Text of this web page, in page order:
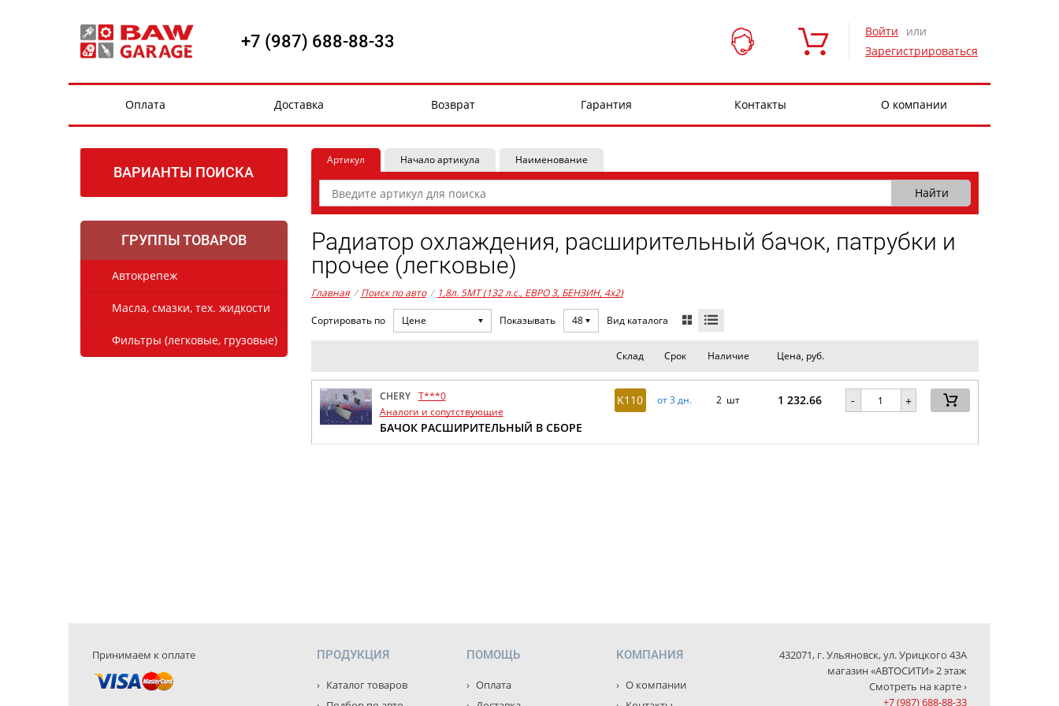
+7 (987) 688-88-33 Войти
или
Зарегистрироваться
Оплата Доставка Возврат Гарантия Контакты О компании
ВАРИАНТЫ ПОИСКА
ГРУППЫ ТОВАРОВ
Автокрепеж
Масла, смазки, тех. жидкости
Фильтры (легковые, грузовые)
Артикул Начало артикула Наименование
Радиатор охлаждения, расширительный бачок, патрубки и
прочее (легковые)
Главная / Поиск по авто / 1,8л. 5MT (132 л.с., ЕВРО 3, БЕНЗИН, 4x2)
Сортировать по Цене Показывать 48 Вид каталога
Склад Срок Наличие Цена, руб.
CHERY
T***0
Аналоги и сопутствующие
БАЧОК РАСШИРИТЕЛЬНЫЙ В СБОРЕ
K110 от 3 дн. 2 шт 1 232.66 - +
Принимаем к оплате ПРОДУКЦИЯ
Каталог товаров
ПОМОЩЬ
Оплата
КОМПАНИЯ
О компании
432071, г. Ульяновск, ул. Урицкого 43А
магазин «АВТОСИТИ» 2 этаж
Смотреть на карте ›
+7 (987) 688-88-33